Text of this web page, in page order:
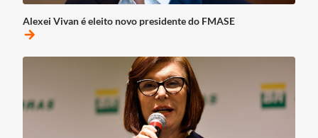
Alexei Vivan é eleito novo presidente do FMASE
arrow_forward